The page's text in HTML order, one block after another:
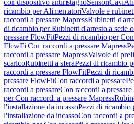
con dispositivo antiristagnoSensoriCavi
ricambio per AlimentatoriValvole e
raccordi a pressare MapressRubinetti
di ricambio per Rubinetti d'arresto a sede
pressare FlowFitPezzi di ricambio per
FlowFitCon raccordi a pressare Mapress
raccordi a pressare MapressValvole di
scaricoRubinetti a sferaPezzi di ricambio
raccordi a pressare FlowFitPezzi di
pressare FlowFitCon raccordi a pressare
raccordi a pressareCon raccordi a pressare
per Con raccordi a pressare Mapress
l'installazione da incassoPezzi di ricambio
l'installazione da incassoCon raccordi a